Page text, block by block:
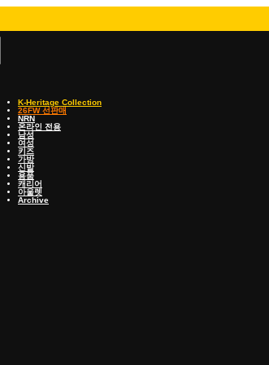
K-Heritage Collection
26FW 선판매
NRN
온라인 전용
남성
여성
키즈
가방
신발
용품
캐리어
아울렛
Archive